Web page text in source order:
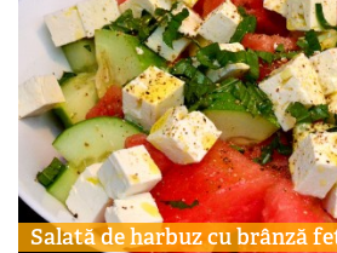
Salată de harbuz cu brânză